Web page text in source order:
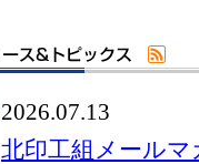
2026.07.13
北印工組メール